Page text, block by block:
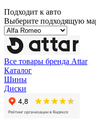
Подходит к авто
Выберите подходящую
Все товары бренда Attar
Каталог
Шины
Диски